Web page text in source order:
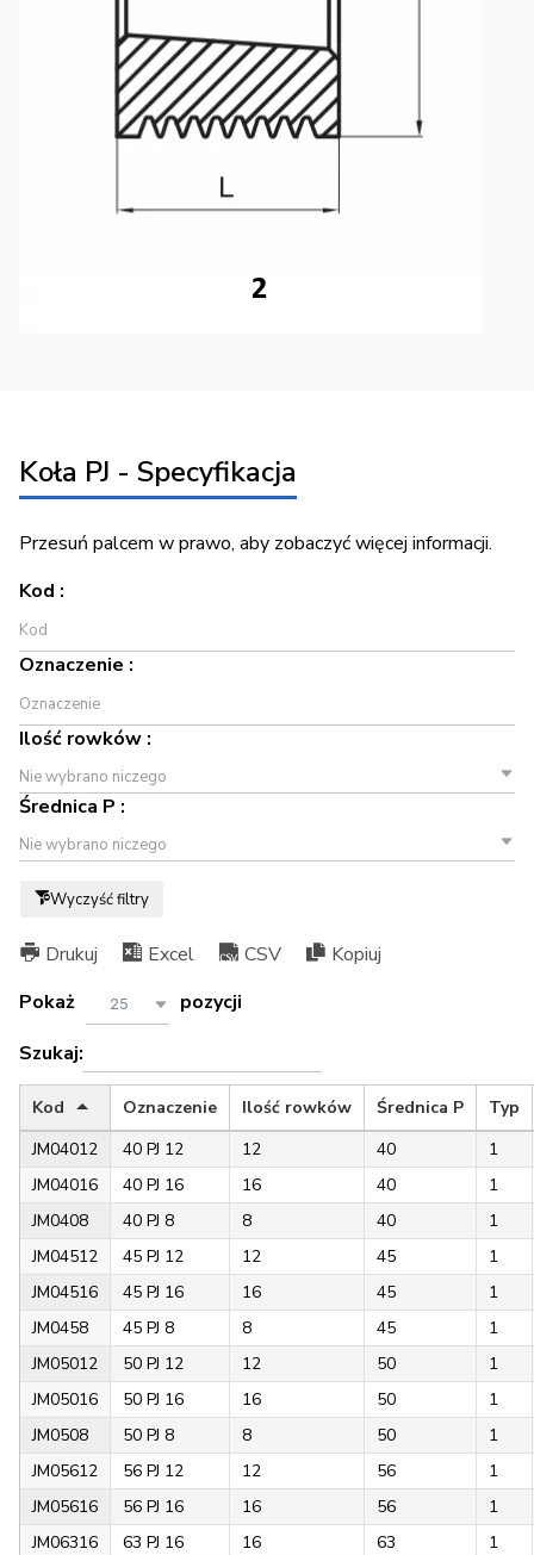
Koła PJ - Specyfikacja
Przesuń palcem w prawo, aby zobaczyć więcej informacji.
Kod :
Oznaczenie :
Ilość rowków :
Nie wybrano niczego
Średnica P :
Nie wybrano niczego
Wyczyść filtry
Drukuj Excel CSV
Kopiuj
Pokaż
25
pozycji
Szukaj:
Kod Oznaczenie Ilość rowków Średnica P
Typ
JM04012
40 PJ 12 12 40
1
JM04016
40 PJ 16 16 40
1
JM0408
40 PJ 8 8 40
1
JM04512
45 PJ 12 12 45
1
JM04516
45 PJ 16 16 45
1
JM0458
45 PJ 8 8 45
1
JM05012
50 PJ 12 12 50
1
JM05016
50 PJ 16 16 50
1
JM0508
50 PJ 8 8 50
1
JM05612
56 PJ 12 12 56
1
JM05616
56 PJ 16 16 56
1
JM06316
63 PJ 16 16 63
1